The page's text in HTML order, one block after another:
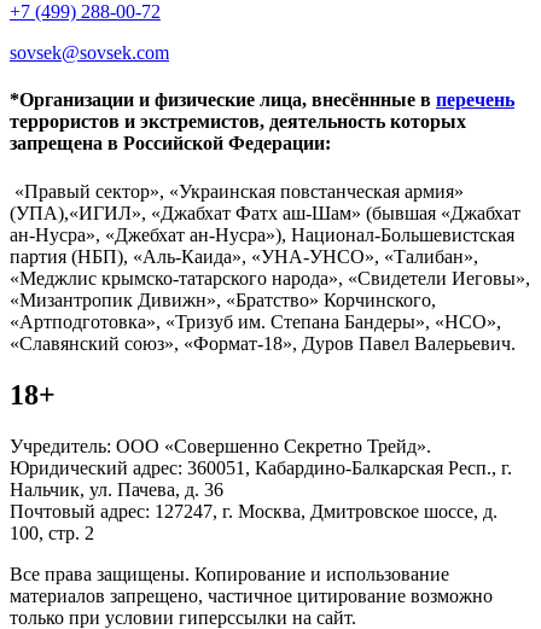
+7 (499) 288-00-72
sovsek@sovsek.com
*Организации и физические лица, внесённные в перечень
террористов и экстремистов, деятельность которых
запрещена в Российской Федерации:
«Правый сектор», «Украинская повстанческая армия»
(УПА),«ИГИЛ», «Джабхат Фатх аш-Шам» (бывшая «Джабхат
ан-Нусра», «Джебхат ан-Нусра»), Национал-Большевистская
партия (НБП), «Аль-Каида», «УНА-УНСО», «Талибан»,
«Меджлис крымско-татарского народа», «Свидетели Иеговы»,
«Мизантропик Дивижн», «Братство» Корчинского,
«Артподготовка», «Тризуб им. Степана Бандеры», «НСО»,
«Славянский союз», «Формат-18», Дуров Павел Валерьевич.
18+
Учредитель: ООО «Совершенно Секретно Трейд».
Юридический адрес: 360051, Кабардино-Балкарская Респ., г.
Нальчик, ул. Пачева, д. 36
Почтовый адрес: 127247, г. Москва, Дмитровское шоссе, д.
100, стр. 2
Все права защищены. Копирование и использование
материалов запрещено, частичное цитирование возможно
только при условии гиперссылки на сайт.